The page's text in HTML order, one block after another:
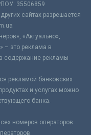
35506859
сайтах разрешается
«Актуально»,
– это реклама в
содержание рекламы
рекламой банковских
и услугах можно
банка.
номеров операторов